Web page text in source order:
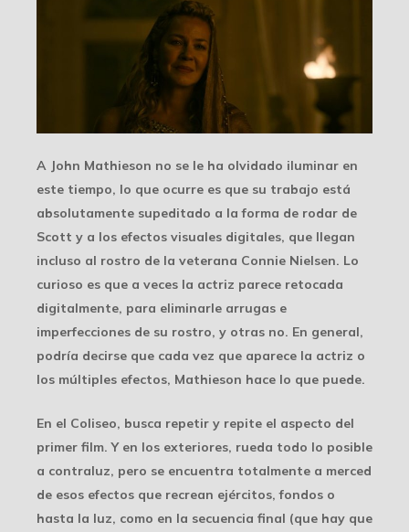
A John Mathieson no se le ha olvidado iluminar en
este tiempo, lo que ocurre es que su trabajo está
absolutamente supeditado a la forma de rodar de
Scott y a los efectos visuales digitales, que llegan
incluso al rostro de la veterana Connie Nielsen. Lo
curioso es que a veces la actriz parece retocada
digitalmente, para eliminarle arrugas e
imperfecciones de su rostro, y otras no. En general,
podría decirse que cada vez que aparece la actriz o
los múltiples efectos, Mathieson hace lo que puede.
En el Coliseo, busca repetir y repite el aspecto del
primer film. Y en los exteriores, rueda todo lo posible
a contraluz, pero se encuentra totalmente a merced
de esos efectos que recrean ejércitos, fondos o
hasta la luz, como en la secuencia final (que hay que